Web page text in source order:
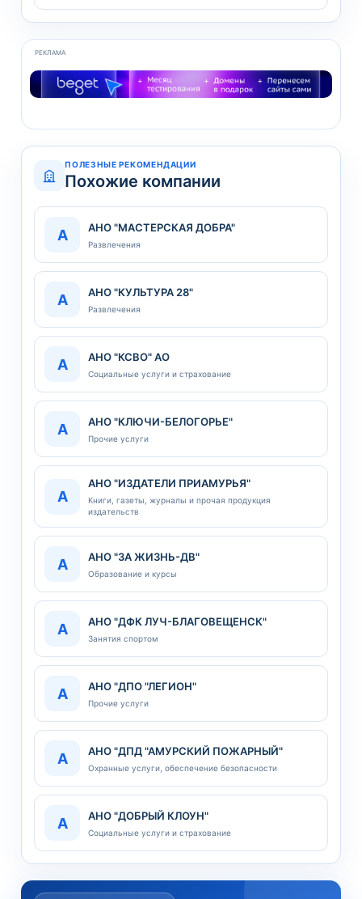
РЕКЛАМА
ПОЛЕЗНЫЕ РЕКОМЕНДАЦИИ
Похожие компании
А АНО "МАСТЕРСКАЯ ДОБРА"
Развлечения
А АНО "КУЛЬТУРА 28"
Развлечения
А АНО "КСВО" АО
Социальные услуги и страхование
А АНО "КЛЮЧИ-БЕЛОГОРЬЕ"
Прочие услуги
А
АНО "ИЗДАТЕЛИ ПРИАМУРЬЯ"
Книги, газеты, журналы и прочая продукция
издательств
А АНО "ЗА ЖИЗНЬ-ДВ"
Образование и курсы
А АНО "ДФК ЛУЧ-БЛАГОВЕЩЕНСК"
Занятия спортом
А АНО "ДПО "ЛЕГИОН"
Прочие услуги
А АНО "ДПД "АМУРСКИЙ ПОЖАРНЫЙ"
Охранные услуги, обеспечение безопасности
А АНО "ДОБРЫЙ КЛОУН"
Социальные услуги и страхование